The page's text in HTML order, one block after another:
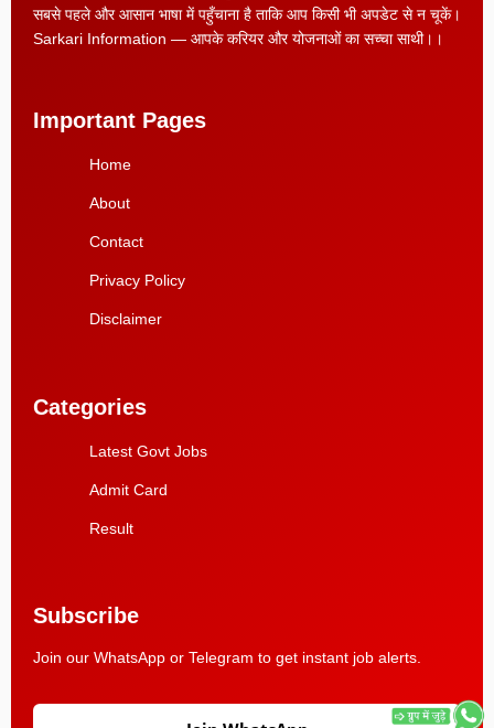
सबसे पहले और आसान भाषा में पहुँचाना है ताकि आप किसी भी अपडेट से न चूकें।
Sarkari Information — आपके करियर और योजनाओं का सच्चा साथी।।
Important Pages
Home
About
Contact
Privacy Policy
Disclaimer
Categories
Latest Govt Jobs
Admit Card
Result
Subscribe
Join our WhatsApp or Telegram to get instant job alerts.